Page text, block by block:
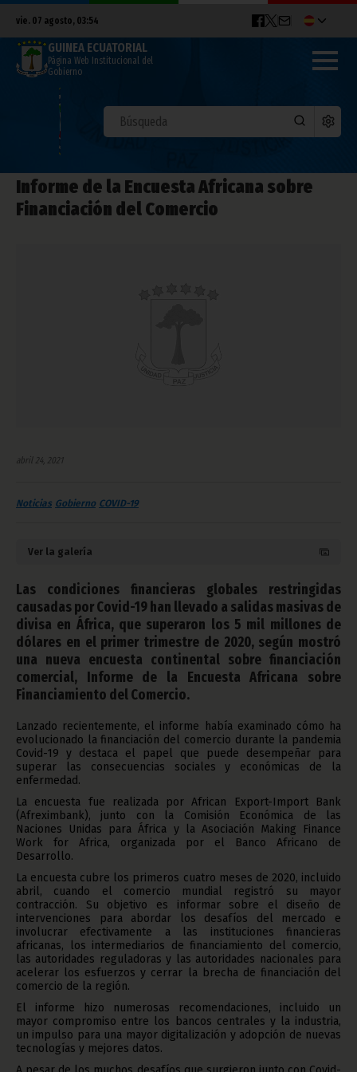
vie. 07 agosto, 03:54
GUINEA ECUATORIAL
Página Web Institucional del
Gobierno
Informe de la Encuesta Africana sobre
Financiación del Comercio
abril 24, 2021
Noticias Gobierno COVID-19
Ver la galería
Las condiciones financieras globales restringidas
causadas por Covid-19 han llevado a salidas masivas de
divisa en África, que superaron los 5 mil millones de
dólares en el primer trimestre de 2020, según mostró
una nueva encuesta continental sobre financiación
comercial, Informe de la Encuesta Africana sobre
Financiamiento del Comercio.
Lanzado recientemente, el informe había examinado cómo ha
evolucionado la financiación del comercio durante la pandemia
Covid-19 y destaca el papel que puede desempeñar para
superar las consecuencias sociales y económicas de la
enfermedad.
La encuesta fue realizada por African Export-Import Bank
(Afreximbank), junto con la Comisión Económica de las
Naciones Unidas para África y la Asociación Making Finance
Work for Africa, organizada por el Banco Africano de
Desarrollo.
La encuesta cubre los primeros cuatro meses de 2020, incluido
abril, cuando el comercio mundial registró su mayor
contracción. Su objetivo es informar sobre el diseño de
intervenciones para abordar los desafíos del mercado e
involucrar efectivamente a las instituciones financieras
africanas, los intermediarios de financiamiento del comercio,
las autoridades reguladoras y las autoridades nacionales para
acelerar los esfuerzos y cerrar la brecha de financiación del
comercio de la región.
El informe hizo numerosas recomendaciones, incluido un
mayor compromiso entre los bancos centrales y la industria,
un impulso para una mayor digitalización y adopción de nuevas
tecnologías y mejores datos.